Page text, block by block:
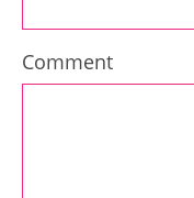
Comment